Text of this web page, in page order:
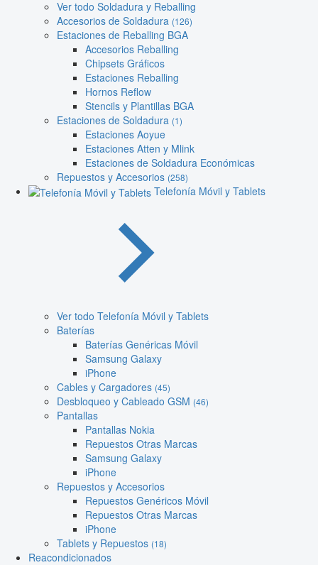
Ver todo Soldadura y Reballing
Accesorios de Soldadura (126)
Estaciones de Reballing BGA
Accesorios Reballing
Chipsets Gráficos
Estaciones Reballing
Hornos Reflow
Stencils y Plantillas BGA
Estaciones de Soldadura (1)
Estaciones Aoyue
Estaciones Atten y Mlink
Estaciones de Soldadura Económicas
Repuestos y Accesorios (258)
Telefonía Móvil y Tablets
Ver todo Telefonía Móvil y Tablets
Baterías
Baterías Genéricas Móvil
Samsung Galaxy
iPhone
Cables y Cargadores (45)
Desbloqueo y Cableado GSM (46)
Pantallas
Pantallas Nokia
Repuestos Otras Marcas
Samsung Galaxy
iPhone
Repuestos y Accesorios
Repuestos Genéricos Móvil
Repuestos Otras Marcas
iPhone
Tablets y Repuestos (18)
Reacondicionados